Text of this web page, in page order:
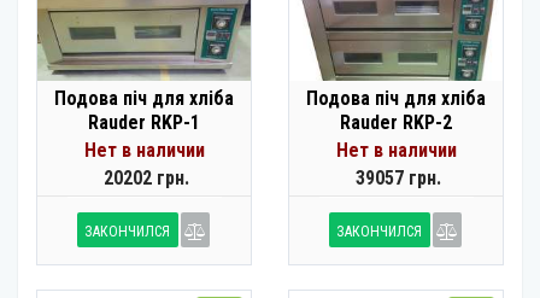
Подова піч для хліба
Rauder RKP-1
Нет в наличии
20202 грн.
ЗАКОНЧИЛСЯ
Подова піч для хліба
Rauder RKP-2
Нет в наличии
39057 грн.
ЗАКОНЧИЛСЯ